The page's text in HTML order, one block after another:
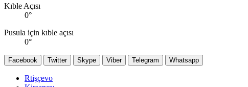
Kıble Açısı
0°
Pusula için kıble açısı
0°
Facebook Twitter Skype Viber Telegram Whatsapp
Rtişçevo